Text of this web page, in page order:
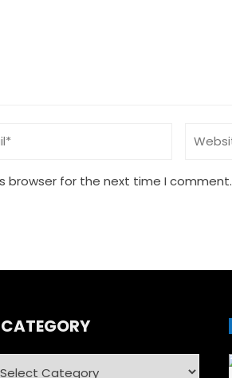
browser for the next time I comment.
CATEGORY